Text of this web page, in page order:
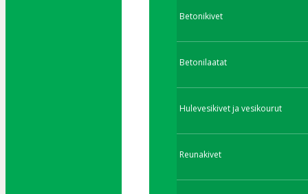
Betonikivet
Betonilaatat
Hulevesikivet ja vesikourut
Reunakivet